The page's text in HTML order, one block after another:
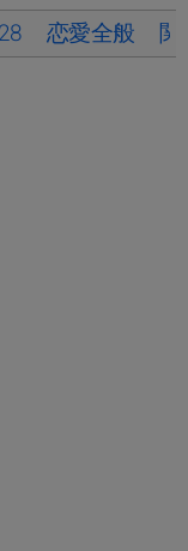
恋愛全般 関